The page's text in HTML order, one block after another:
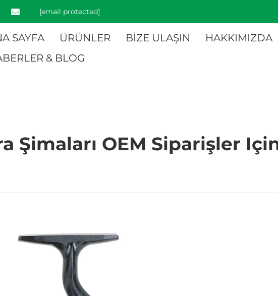
[email protected]
SAYFA ÜRÜNLER BİZE ULAŞIN
HAKKIMIZDA
& BLOG
Şimaları OEM Siparişler